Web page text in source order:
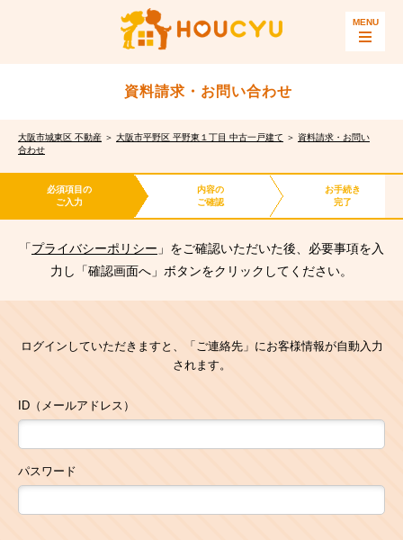
資料請求・お問い合わせ
大阪市城東区 不動産 ＞ 大阪市平野区 平野東１丁目 中古一戸建て ＞ 資料請求・お問い
合わせ
必須項目の
ご入力
内容の
ご確認
お手続き
完了
「プライバシーポリシー 」をご確認いただいた後、必要事項を入
力し「確認画面へ」ボタンをクリックしてください。
ログインしていただきますと、「ご連絡先」にお客様情報が自動入力
されます。
ID（メールアドレス）
パスワード